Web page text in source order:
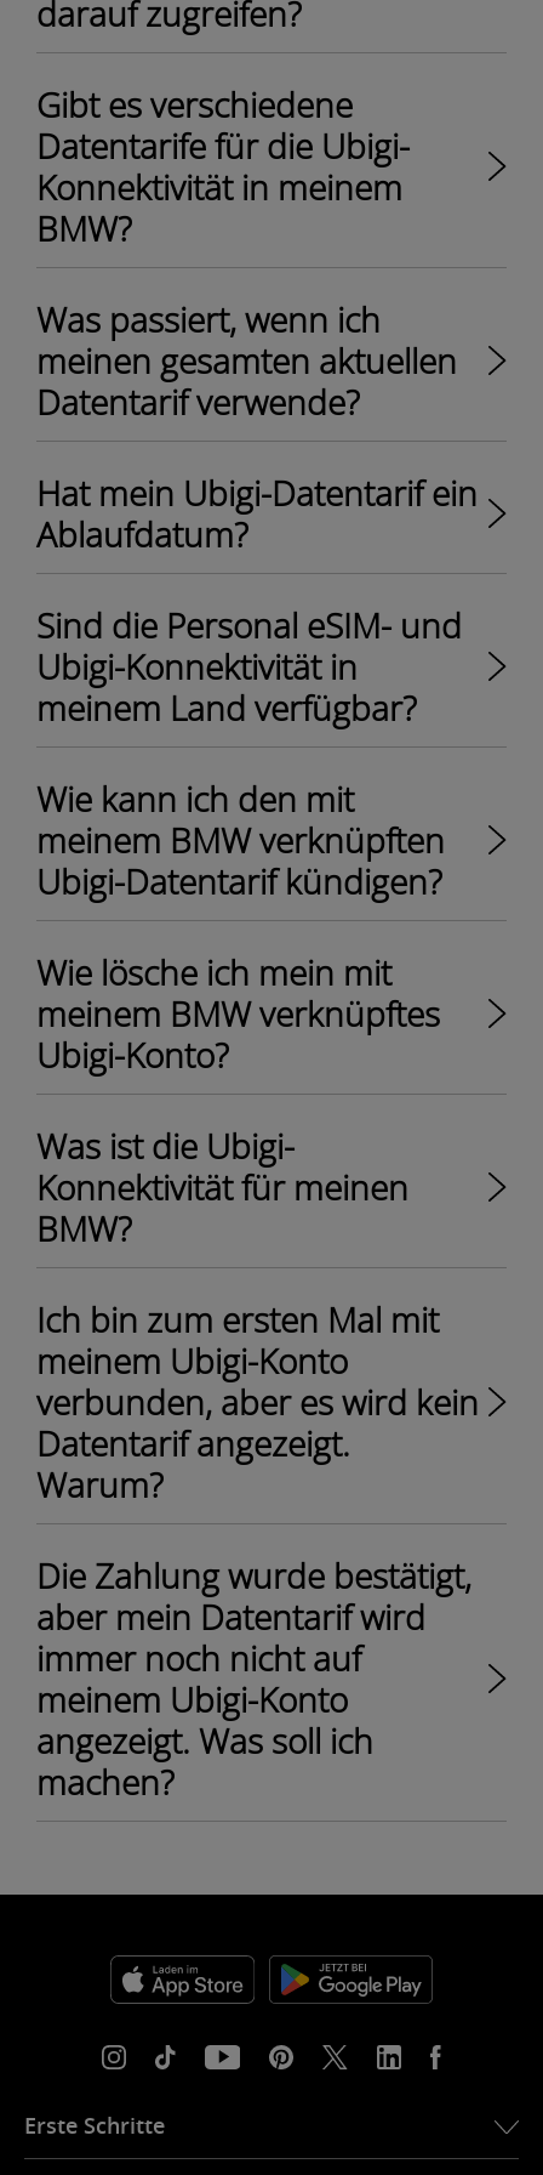
darauf zugreifen?
Gibt es verschiedene
Datentarife für die Ubigi-
Konnektivität in meinem
BMW?
Was passiert, wenn ich
meinen gesamten aktuellen
Datentarif verwende?
Hat mein Ubigi-Datentarif ein
Ablaufdatum?
Sind die Personal eSIM- und
Ubigi-Konnektivität in
meinem Land verfügbar?
Wie kann ich den mit
meinem BMW verknüpften
Ubigi-Datentarif kündigen?
Wie lösche ich mein mit
meinem BMW verknüpftes
Ubigi-Konto?
Was ist die Ubigi-
Konnektivität für meinen
BMW?
Ich bin zum ersten Mal mit
meinem Ubigi-Konto
verbunden, aber es wird kein
Datentarif angezeigt.
Warum?
Die Zahlung wurde bestätigt,
aber mein Datentarif wird
immer noch nicht auf
meinem Ubigi-Konto
angezeigt. Was soll ich
machen?
Erste Schritte